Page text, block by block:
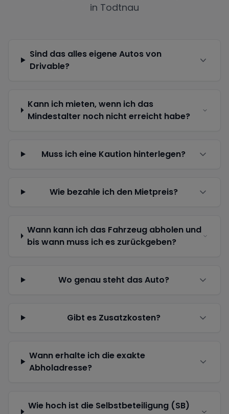
in Todtnau
Sind das alles eigene Autos von
Drivable?
Kann ich mieten, wenn ich das
Mindestalter noch nicht erreicht habe?
Muss ich eine Kaution hinterlegen?
Wie bezahle ich den Mietpreis?
Wann kann ich das Fahrzeug abholen und
bis wann muss ich es zurückgeben?
Wo genau steht das Auto?
Gibt es Zusatzkosten?
Wann erhalte ich die exakte
Abholadresse?
Wie hoch ist die Selbstbeteiligung (SB)